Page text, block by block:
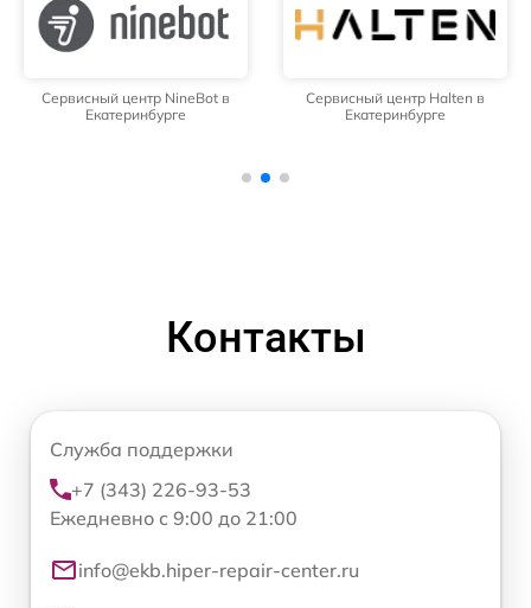
Сервисный центр NineBot в
Екатеринбурге
Сервисный центр Halten в
Екатеринбурге
Контакты
Служба поддержки
+7 (343) 226-93-53
Ежедневно с 9:00 до 21:00
info@ekb.hiper-repair-center.ru